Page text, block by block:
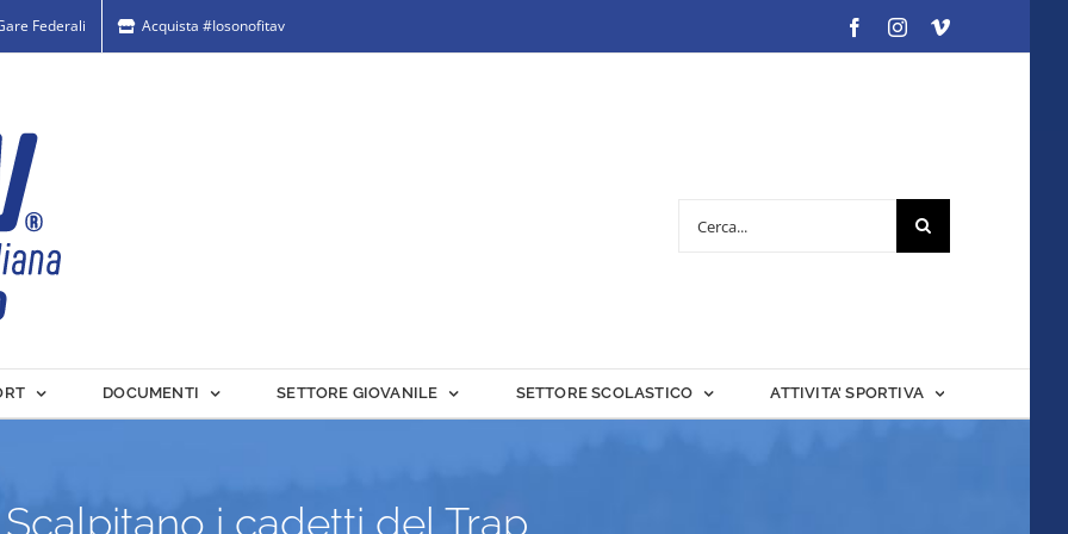
Federali Acquista #Iosonofitav FacebookInstagramVimeo
DOCUMENTI SETTORE GIOVANILE SETTORE SCOLASTICO ATTIVITA’ SPORTIVA
Scalpitano i cadetti del Trap